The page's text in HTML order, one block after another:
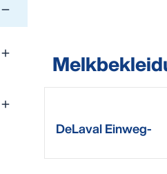
DeLaval Einweg-